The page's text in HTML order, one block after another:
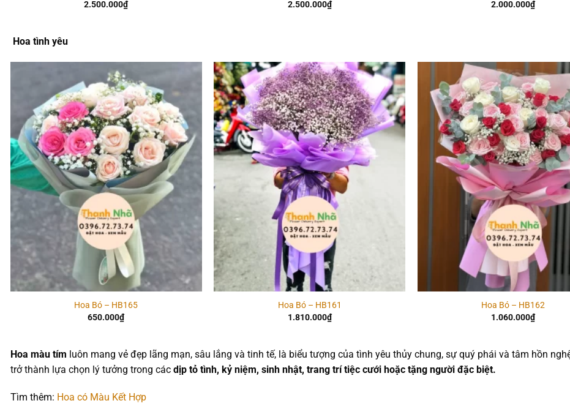
2.500.000₫
2.500.000₫
2.000.000₫
Hoa tình yêu
Add to
wishlist
Hoa Bó – HB165
650.000₫
Add to
wishlist
Hoa Bó – HB161
1.810.000₫
Hoa Bó – HB162
1.060.000₫
Hoa màu tím luôn mang vẻ đẹp lãng mạn, sâu lắng và tinh tế, là biểu tượng của tình yêu thủy chung, sự quý phái và tâm hồn
trở thành lựa chọn lý tưởng trong các dịp tỏ tình, kỷ niệm, sinh nhật, trang trí tiệc cưới hoặc tặng người đặc biệt.
Tìm thêm: Hoa có Màu Kết Hợp